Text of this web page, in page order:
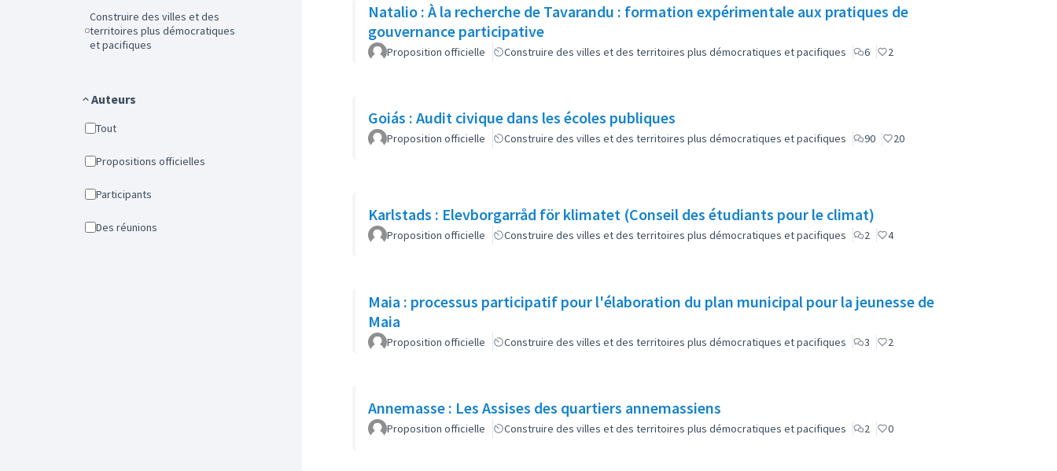
Construire des villes et des
territoires plus démocratiques
et pacifiques
Auteurs
Tout
Propositions officielles
Participants
Des réunions
Natalio : À la recherche de Tavarandu : formation expérimentale aux pratiques de
gouvernance participative
Proposition officielle Construire des villes et des territoires plus démocratiques et pacifiques 6 2
Goiás : Audit civique dans les écoles publiques
Proposition officielle Construire des villes et des territoires plus démocratiques et pacifiques 90 20
Karlstads : Elevborgarråd för klimatet (Conseil des étudiants pour le climat)
Proposition officielle Construire des villes et des territoires plus démocratiques et pacifiques 2 4
Maia : processus participatif pour l'élaboration du plan municipal pour la jeunesse de
Maia
Proposition officielle Construire des villes et des territoires plus démocratiques et pacifiques 3 2
Annemasse : Les Assises des quartiers annemassiens
Proposition officielle Construire des villes et des territoires plus démocratiques et pacifiques 2 0